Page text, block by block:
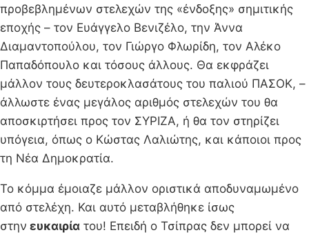
προβεβλημένων στελεχών της «ένδοξης» σημιτικής
εποχής – τον Ευάγγελο Βενιζέλο, την Άννα
Διαμαντοπούλου, τον Γιώργο Φλωρίδη, τον Αλέκο
Παπαδόπουλο και τόσους άλλους. Θα εκφράζει
μάλλον τους δευτεροκλασάτους του παλιού ΠΑΣΟΚ, –
άλλωστε ένας μεγάλος αριθμός στελεχών του θα
αποσκιρτήσει προς τον ΣΥΡΙΖΑ, ή θα τον στηρίζει
υπόγεια, όπως ο Κώστας Λαλιώτης, και κάποιοι προς
τη Νέα Δημοκρατία.
Το κόμμα έμοιαζε μάλλον οριστικά αποδυναμωμένο
από στελέχη. Και αυτό μεταβλήθηκε ίσως
στην ευκαιρία του! Επειδή ο Τσίπρας δεν μπορεί να